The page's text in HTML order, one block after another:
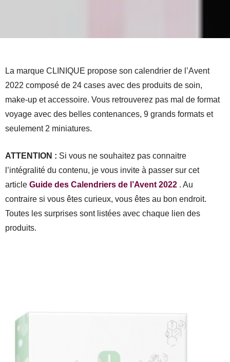
La marque CLINIQUE propose son calendrier de l’Avent
2022 composé de 24 cases avec des produits de soin,
make-up et accessoire. Vous retrouverez pas mal de format
voyage avec des belles contenances, 9 grands formats et
seulement 2 miniatures.
ATTENTION : Si vous ne souhaitez pas connaitre
l’intégralité du contenu, je vous invite à passer sur cet
article Guide des Calendriers de l’Avent 2022 . Au
contraire si vous êtes curieux, vous êtes au bon endroit.
Toutes les surprises sont listées avec chaque lien des
produits.